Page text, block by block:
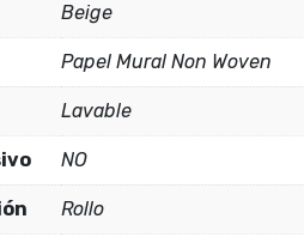
Beige
Papel Mural Non Woven
Lavable
NO
Rollo